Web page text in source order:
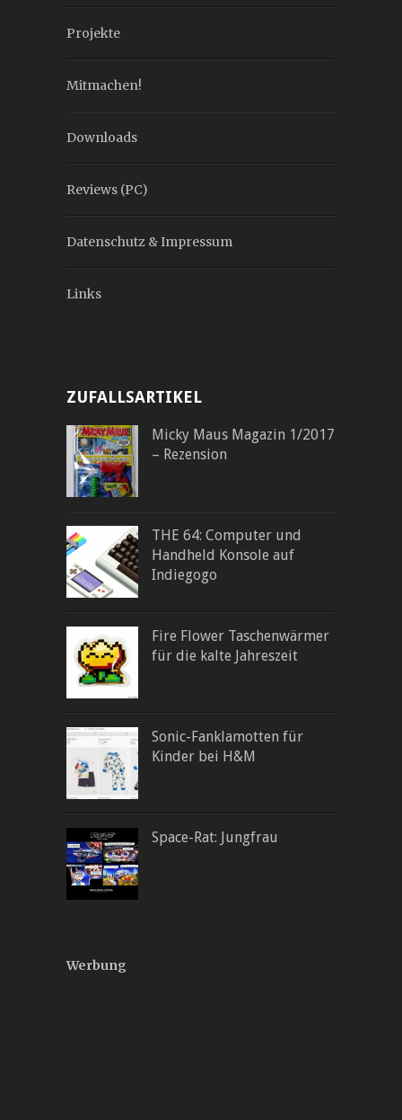
Projekte
Mitmachen!
Downloads
Reviews (PC)
Datenschutz & Impressum
Links
ZUFALLSARTIKEL
Micky Maus Magazin 1/2017
– Rezension
THE 64: Computer und
Handheld Konsole auf
Indiegogo
Fire Flower Taschenwärmer
für die kalte Jahreszeit
Sonic-Fanklamotten für
Kinder bei H&M
Space-Rat: Jungfrau
Werbung